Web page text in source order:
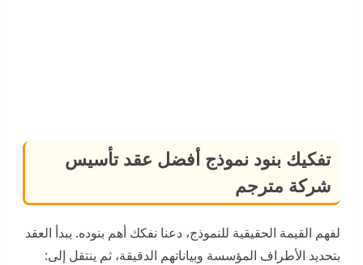
تفكيك بنود نموذج أفضل عقد تأسيس
شركة مترجم
لفهم القيمة الحقيقية للنموذج، دعنا نفكك أهم بنوده. يبدأ العقد
بتحديد الأطراف المؤسسة وبياناتهم الدقيقة، ثم ينتقل إلى: